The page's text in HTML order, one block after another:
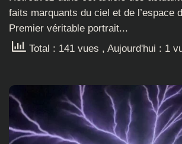
faits marquants du ciel et de l’espace
Premier véritable portrait...
Total : 141 vues , Aujourd'hui : 1